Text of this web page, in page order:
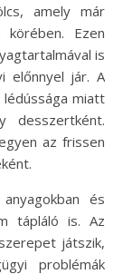
Ezen
is
előnnyel jár. A
miatt
desszertként.
az frissen
és
tápláló is. Az
játszik,
problémák